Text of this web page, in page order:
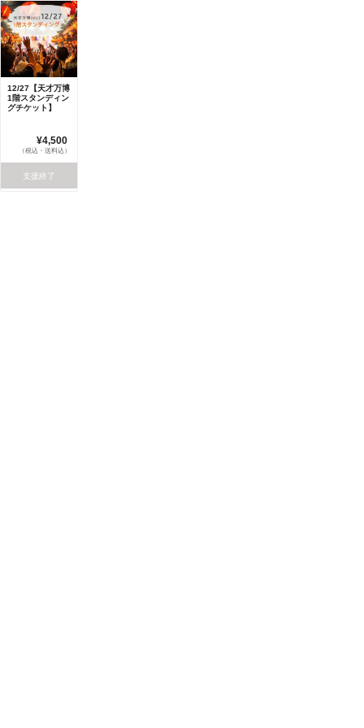
12/27【天才万博
1階スタンディン
グチケット】
¥4,500
（税込・送料込）
支援終了